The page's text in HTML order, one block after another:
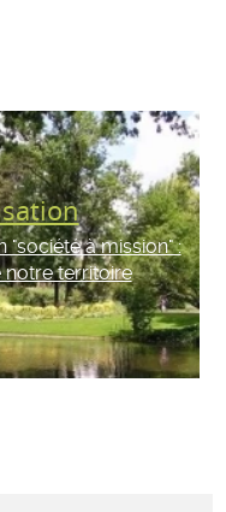
"société à mission" :
territoire